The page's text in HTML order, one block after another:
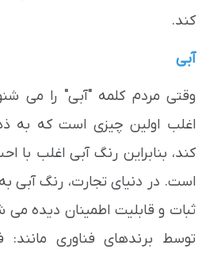
کند.
آبی
وقتی مردم کلمه "آبی" را می
اغلب اولین چیزی است که به
کند، بنابراین رنگ آبی اغلب با
است. در دنیای تجارت، رنگ آبی
ثبات و قابلیت اطمینان دیده
توسط برندهای فناوری مانند: